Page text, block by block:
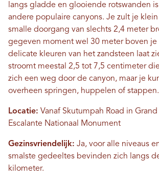
langs gladde en glooiende rotswanden
andere populaire canyons. Je zult je
smalle doorgang van slechts 2,4 meter
gegeven moment wel 30 meter boven
delicate kleuren van het zandsteen laat
stroomt meestal 2,5 tot 7,5 centimeter
zich een weg door de canyon, maar je
overheen springen, huppelen of stappen.
Locatie: Vanaf Skutumpah Road in
Escalante Nationaal Monument
Gezinsvriendelijk: Ja, voor alle niveaus
smalste gedeeltes bevinden zich langs
kilometer.